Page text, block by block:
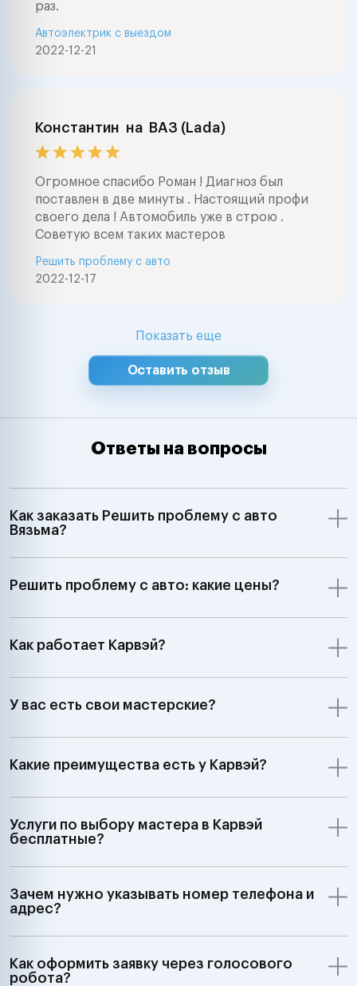
раз.
2022-12-21
Автоэлектрик с выездом
Константин на ВАЗ (Lada)
Огромное спасибо Роман ! Диагноз был
поставлен в две минуты . Настоящий профи
своего дела ! Автомобиль уже в строю .
Советую всем таких мастеров
2022-12-17
Решить проблему с авто
Показать еще
Оставить отзыв
Ответы на вопросы
Как заказать Решить проблему с авто
Вязьма?
Решить проблему с авто: какие цены?
Как работает Карвэй?
У вас есть свои мастерские?
Какие преимущества есть у Карвэй?
Услуги по выбору мастера в Карвэй
бесплатные?
Зачем нужно указывать номер телефона и
адрес?
Как оформить заявку через голосового
робота?